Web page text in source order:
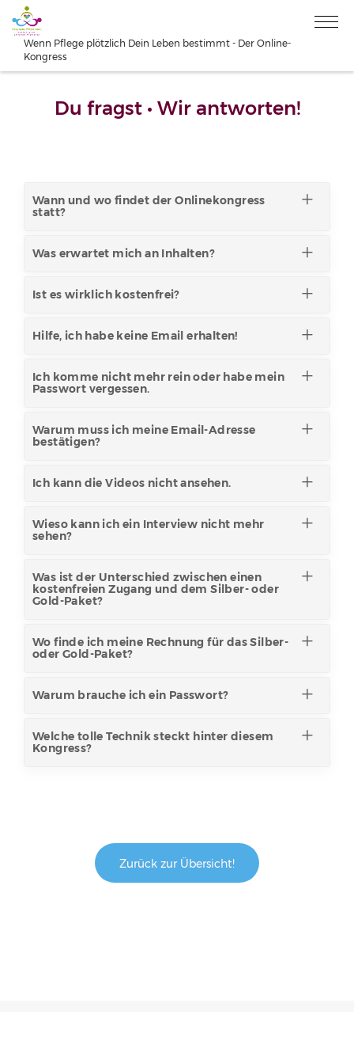
Wenn Pflege plötzlich Dein Leben bestimmt - Der Online-
Kongress
Du fragst • Wir antworten!
Wann und wo findet der Onlinekongress
statt?
Was erwartet mich an Inhalten?
Ist es wirklich kostenfrei?
Hilfe, ich habe keine Email erhalten!
Ich komme nicht mehr rein oder habe mein
Passwort vergessen.
Warum muss ich meine Email-Adresse
bestätigen?
Ich kann die Videos nicht ansehen.
Wieso kann ich ein Interview nicht mehr
sehen?
Was ist der Unterschied zwischen einen
kostenfreien Zugang und dem Silber- oder
Gold-Paket?
Wo finde ich meine Rechnung für das Silber-
oder Gold-Paket?
Warum brauche ich ein Passwort?
Welche tolle Technik steckt hinter diesem
Kongress?
Zurück zur Übersicht!